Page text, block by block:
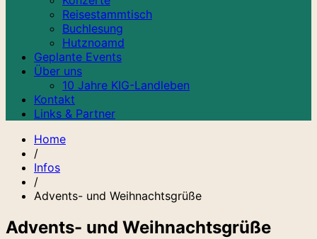
Reisestammtisch
Buchlesung
Hutznoamd
Geplante Events
Über uns
10 Jahre KIG-Landleben
Kontakt
Links & Partner
Home
/
Infos
/
Advents- und Weihnachtsgrüße
Advents- und Weihnachtsgrüße